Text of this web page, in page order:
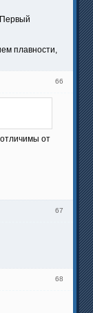
плавности,
66
от
67
68